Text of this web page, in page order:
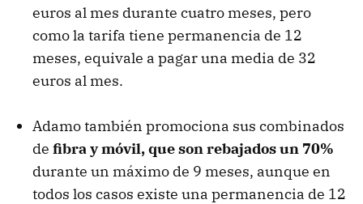
euros al mes durante cuatro meses, pero
como la tarifa tiene permanencia de 12
meses, equivale a pagar una media de 32
euros al mes.
Adamo también promociona sus combinados
de fibra y móvil, que son rebajados un 70%
durante un máximo de 9 meses, aunque en
todos los casos existe una permanencia de 12